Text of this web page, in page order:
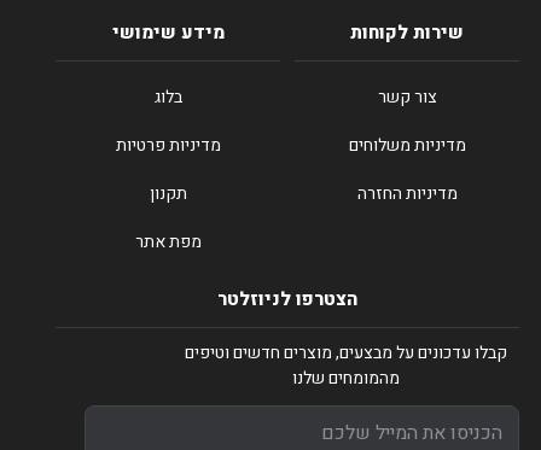
שירות לקוחות
צור קשר
מדיניות משלוחים
מדיניות החזרה
מידע שימושי
בלוג
מדיניות פרטיות
תקנון
מפת אתר
הצטרפו לניוזלטר
קבלו עדכונים על מבצעים, מוצרים חדשים וטיפים
מהמומחים שלנו